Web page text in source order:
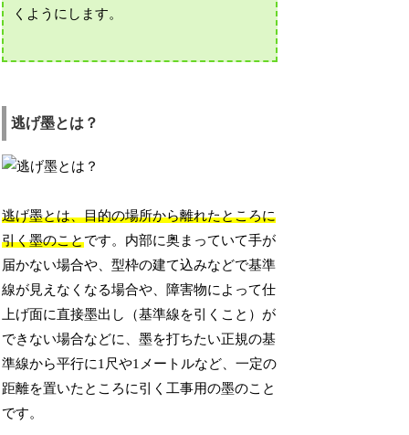
くようにします。
逃げ墨とは？
逃げ墨とは、目的の場所から離れたところに
引く墨のことです。内部に奥まっていて手が
届かない場合や、型枠の建て込みなどで基準
線が見えなくなる場合や、障害物によって仕
上げ面に直接墨出し（基準線を引くこと）が
できない場合などに、墨を打ちたい正規の基
準線から平行に1尺や1メートルなど、一定の
距離を置いたところに引く工事用の墨のこと
です。